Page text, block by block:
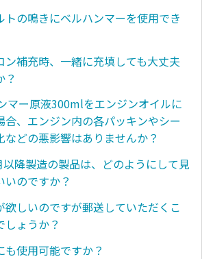
トの鳴きにベルハンマーを使用でき
ン補充時、一緒に充填しても大丈夫
？
マー原液300mlをエンジンオイルに
合、エンジン内の各パッキンやシー
などの悪影響はありませんか？
降製造の製品は、どのようにして見
いのですか？
欲しいのですが郵送していただくこ
しょうか？
も使用可能ですか？